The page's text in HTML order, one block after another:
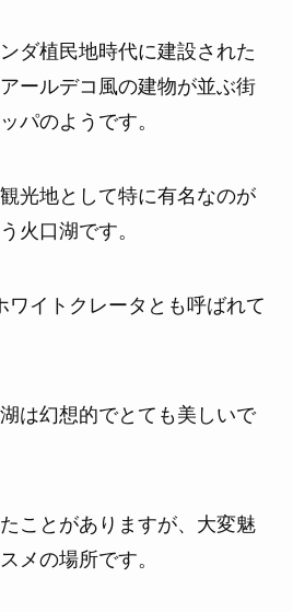
ダ植民地時代に建設された
ールデコ風の建物が並ぶ街
パのようです。
光地として特に有名なのが
火口湖です。
ワイトクレータとも呼ばれて
は幻想的でとても美しいで
ことがありますが、大変魅
メの場所です。